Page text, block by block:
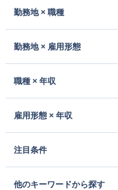
勤務地 × 職種
勤務地 × 雇用形態
職種 × 年収
雇用形態 × 年収
注目条件
他のキーワードから探す